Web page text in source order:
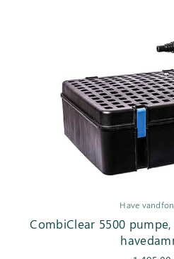
Have
CombiClear 5500